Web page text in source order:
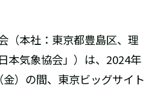
（本社：東京都豊島区、理
本気象協会」）は、2024年
）の間、東京ビッグサイト